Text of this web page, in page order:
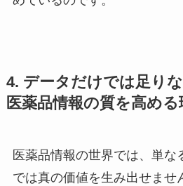
4. データだけでは足り
医薬品情報の質を高め
医薬品情報の世界では、単な
では真の価値を生み出せませ